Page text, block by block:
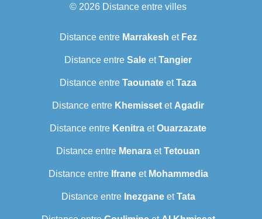
© 2026 Distance entre villes
Distance entre Marrakesh et Fez
Distance entre Sale etTangier
Distance entre Taounate etTaza
Distance entre Khemisset et Agadir
Distance entre Kenitra etOuarzazate
Distance entre Menara etTetouan
Distance entre Ifraneet Mohammedia
Distance entre InezganeetTata